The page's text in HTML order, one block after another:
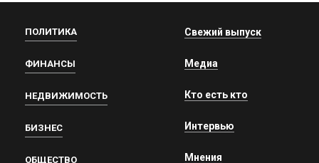
ПОЛИТИКА
ФИНАНСЫ
НЕДВИЖИМОСТЬ
БИЗНЕС
ОБЩЕСТВО
Свежий выпуск
Медиа
Кто есть кто
Интервью
Мнения